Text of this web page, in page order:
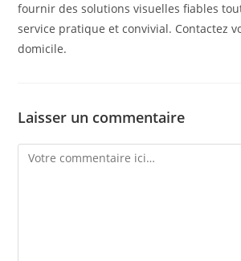
fournir des solutions visuelles fiables
service pratique et convivial. Contactez
domicile.
Laisser un commentaire